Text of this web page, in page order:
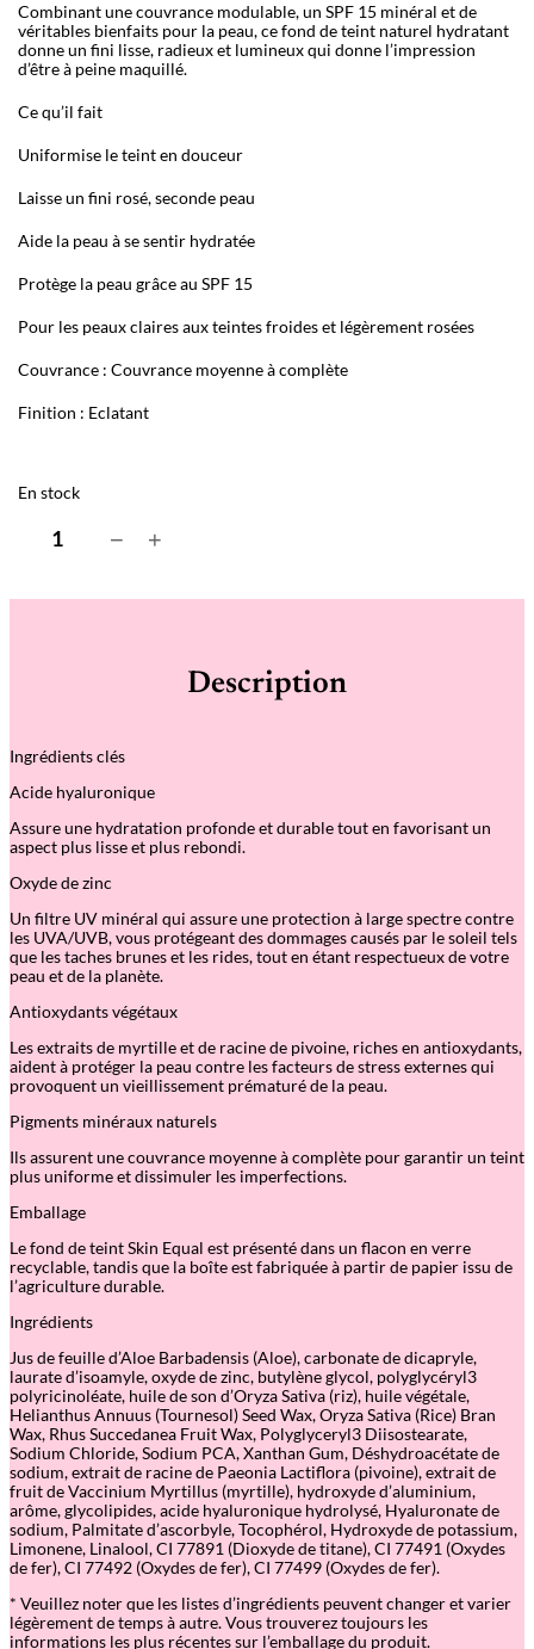
Combinant une couvrance modulable, un SPF 15 minéral et de
véritables bienfaits pour la peau, ce fond de teint naturel hydratant
donne un fini lisse, radieux et lumineux qui donne l’impression
d’être à peine maquillé.
Ce qu’il fait
Uniformise le teint en douceur
Laisse un fini rosé, seconde peau
Aide la peau à se sentir hydratée
Protège la peau grâce au SPF 15
Pour les peaux claires aux teintes froides et légèrement rosées
Couvrance : Couvrance moyenne à complète
Finition : Eclatant
En stock
t
i
E
u
a
l
–
F
o
n
d
d
e
e
i
n
é
l
a
l
g
e
r
R
s
e
I
v
o
r
y
3
0
− +
Description
Ingrédients clés
Acide hyaluronique
Assure une hydratation profonde et durable tout en favorisant un
aspect plus lisse et plus rebondi.
Oxyde de zinc
Un filtre UV minéral qui assure une protection à large spectre contre
les UVA/UVB, vous protégeant des dommages causés par le soleil tels
que les taches brunes et les rides, tout en étant respectueux de votre
peau et de la planète.
Antioxydants végétaux
Les extraits de myrtille et de racine de pivoine, riches en antioxydants,
aident à protéger la peau contre les facteurs de stress externes qui
provoquent un vieillissement prématuré de la peau.
Pigments minéraux naturels
Ils assurent une couvrance moyenne à complète pour garantir un teint
plus uniforme et dissimuler les imperfections.
Emballage
Le fond de teint Skin Equal est présenté dans un flacon en verre
recyclable, tandis que la boîte est fabriquée à partir de papier issu de
l’agriculture durable.
Ingrédients
Jus de feuille d’Aloe Barbadensis (Aloe), carbonate de dicapryle,
laurate d’isoamyle, oxyde de zinc, butylène glycol, polyglycéryl3
polyricinoléate, huile de son d’Oryza Sativa (riz), huile végétale,
Helianthus Annuus (Tournesol) Seed Wax, Oryza Sativa (Rice) Bran
Wax, Rhus Succedanea Fruit Wax, Polyglyceryl3 Diisostearate,
Sodium Chloride, Sodium PCA, Xanthan Gum, Déshydroacétate de
sodium, extrait de racine de Paeonia Lactiflora (pivoine), extrait de
fruit de Vaccinium Myrtillus (myrtille), hydroxyde d’aluminium,
arôme, glycolipides, acide hyaluronique hydrolysé, Hyaluronate de
sodium, Palmitate d’ascorbyle, Tocophérol, Hydroxyde de potassium,
Limonene, Linalool, CI 77891 (Dioxyde de titane), CI 77491 (Oxydes
de fer), CI 77492 (Oxydes de fer), CI 77499 (Oxydes de fer).
* Veuillez noter que les listes d’ingrédients peuvent changer et varier
légèrement de temps à autre. Vous trouverez toujours les
informations les plus récentes sur l’emballage du produit.